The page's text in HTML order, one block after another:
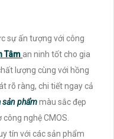
sự ấn tượng với công
Tâm an ninh tốt cho gia
lượng cùng với hồng
rõ ràng, chi tiết ngay cả
sản phẩmmàu sắc đẹp
nghệ CMOS.
tín với các sản phẩm